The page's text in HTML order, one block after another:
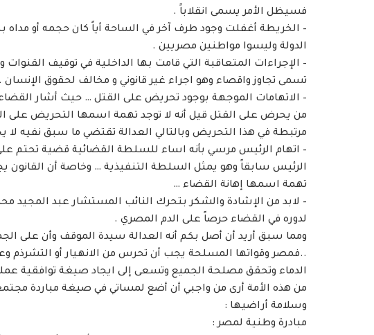
فسيظل الأمر يسمى انقلاباً .
– الخريطة أغفلت وجود طرف آخر في الساحة أياً كان حجمه أو مداه
الدولة وليسوا مواطنين مصريين .
– الإجراءات المتعاقبة التي قامت بها الداخلية في توقيف
تسمى تجاوز واقصاء وهو اجراء غير قانوني و مخالف لحقوق الإنسان .
– الاتهامات الموجهة بوجود تحريض على القتل … حيث أشار
من يحرض على القتل قيل أنه لا توجد تهمة اسمها التحريض على
مرتبطة في هذا التحريض وبالتالي العدالة تقتضي ما سبق نفيه لا
– اتهام الرئيس مرسي بأنه اساء للسلطة القضائية قضية
الرئيس سابقاً وهو يمثل السلطة التنفيذية … وخاصة أن
تهمة اسمها إهانة القضاء …
– لابد من الإشادة والشكر بتحرك النائب المستشار عبد المجيد
لدوره في القضاء حرصاً على الدم المصري .
ومما سبق أريد أن أصل بكم أنه العدالة سيدة الموقف وأن على
..فمصر وقواتها المسلحة يجب أن تحرس من الانهيار أو التشرذم
الدماء وتحقق مصلحة الجميع وتسعى إلى ايجاد صيغة توافقية
من هذه الأمة أرى من واجبي أن أضع لمساتي في صيغة مباردة
وسلامة أراضيها :
مبادرة وطنية لمصر :